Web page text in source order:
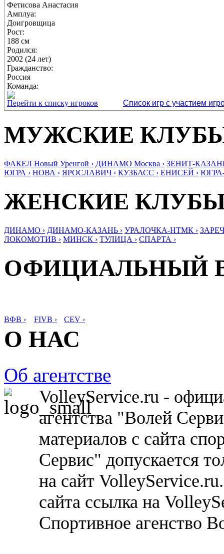
Фетисова Анастасия
Амплуа:
Доигровщица
Рост:
188 см
Родился:
2002 (24 лет)
Гражданство:
Россия
Команда:
Перейти к списку игроков
Список игр с участием
МУЖСКИЕ
ФАКЕЛ Новый Уренгой › ДИНАМО Москва › ЗЕНИТ-
ЮГРА › НОВА › ЯРОСЛАВИЧ › КУЗБАСС › ЕНИСЕЙ ›
ЖЕНСКИЕ
ДИНАМО › ДИНАМО-КАЗАНЬ › УРАЛОЧКА-НТМК ›
ЛОКОМОТИВ › МИНСК › ТУЛИЦА › СПАРТА ›
ОФИЦИАЛЬНЫЙ
ВФВ › FIVB › CEV ›
О НАС
Об агентстве
VolleyService.ru -
агентства "Волей
материалов с сайта
Сервис" допускается
на сайт
сайта ссылка на
Спортивное агенство